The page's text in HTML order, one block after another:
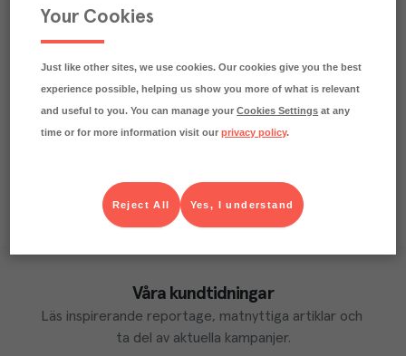
CO₂e/kg
Varje kilo av varan påverkar klimatet motsvarande
utsläppen av 0.1 kg koldioxid.
Läs mer om hur vi beräknar klimatavtryck
Våra kundtidningar
Läs inspirerande reportage, matnyttiga artiklar och
ta del av aktuella kampanjer.
Your Cookies
Just like other sites, we use cookies. Our cookies give you the best
experience possible, helping us show you more of what is relevant
and useful to you. You can manage yourCookies Settings at any
time or for more information visit ourprivacy policy.
Yes, I understand
Reject All